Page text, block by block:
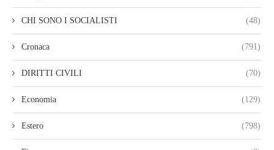
CHI SONO I SOCIALISTI (48)
Cronaca (791)
DIRITTI CIVILI (70)
Economia (129)
Estero (798)